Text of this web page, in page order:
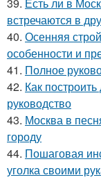
39. Есть ли в
встречаются в
40. Осенняя
особенности и
41. Полное
42. Как
руководство
43. Москва в
городу
44. Пошаговая
уголка своими